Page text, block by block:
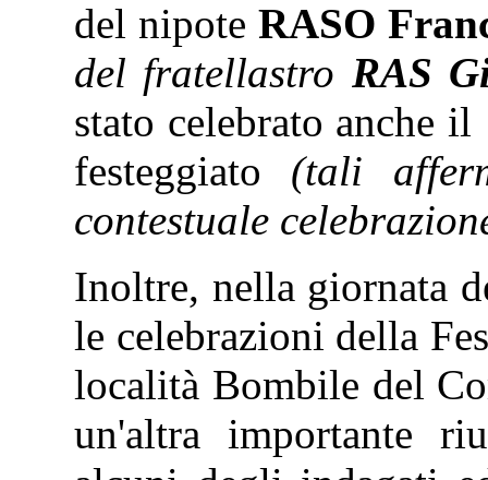
del nipote RASO
del fratellastro RAS
stato celebrato anche il
festeggiato (tali
contestuale
Inoltre, nella giornata
le celebrazioni della
località Bombile del
un'altra importante